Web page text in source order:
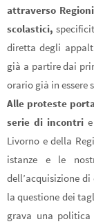
attraverso
scolastici,
diretta degli
già a partire dai
orario già in essere
Alle proteste
serie di incontri
Livorno e della
istanze e le
dell’acquisizione
la questione dei
grava una